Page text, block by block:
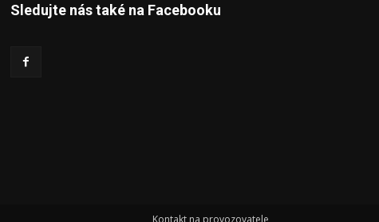
Sledujte nás také na Facebooku
Kontakt na provozovatele